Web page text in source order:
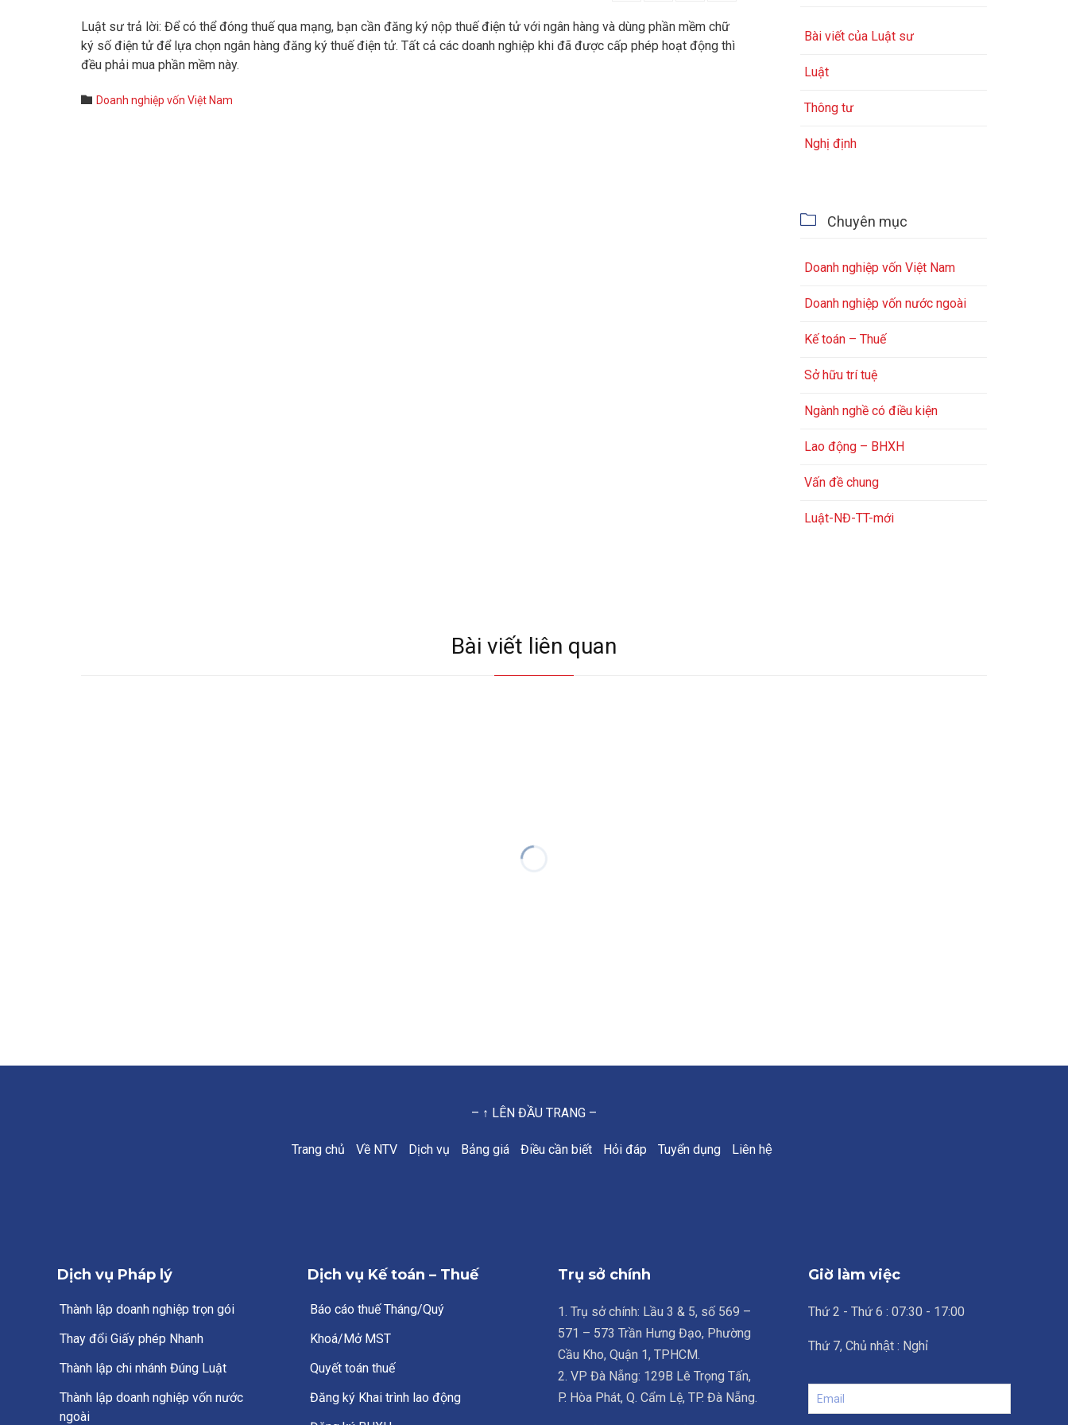
Luật sư trả lời: Để có thể đóng thuế qua mạng, bạn cần đăng ký nộp thuế điện tử với ngân hàng và dùng phần mềm chữ
ký số điện tử để lựa chọn ngân hàng đăng ký thuế điện tử. Tất cả các doanh nghiệp khi đã được cấp phép hoạt động thì
đều phải mua phần mềm này.
 Category
Doanh nghiệp vốn Việt Nam
Bài viết của Luật sư
Luật
Thông tư
Nghị định
 Chuyên mục
Doanh nghiệp vốn Việt Nam
Doanh nghiệp vốn nước ngoài
Kế toán – Thuế
Sở hữu trí tuệ
Ngành nghề có điều kiện
Lao động – BHXH
Vấn đề chung
Luật-NĐ-TT-mới
Bài viết liên quan
– ↑ LÊN ĐẦU TRANG –
Trang chủ Về NTV Dịch vụ Bảng giá Điều cần biết Hỏi đáp Tuyển dụng Liên hệ
Dịch vụ Pháp lý
Thành lập doanh nghiệp trọn gói
Thay đổi Giấy phép Nhanh
Thành lập chi nhánh Đúng Luật
Thành lập doanh nghiệp vốn nước
ngoài
Dịch vụ Kế toán – Thuế
Báo cáo thuế Tháng/Quý
Khoá/Mở MST
Quyết toán thuế
Đăng ký Khai trình lao động
Trụ sở chính
1. Trụ sở chính: Lầu 3 & 5, số 569 –
571 – 573 Trần Hưng Đạo, Phường
Cầu Kho, Quận 1, TPHCM.
2. VP Đà Nẵng: 129B Lê Trọng Tấn,
P. Hòa Phát, Q. Cẩm Lệ, TP. Đà Nẵng.
Giờ làm việc
Thứ 2 - Thứ 6 : 07:30 - 17:00
Thứ 7, Chủ nhật : Nghỉ